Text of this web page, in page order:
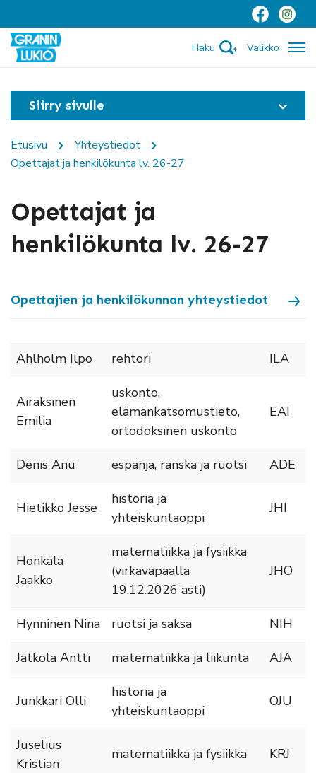
Haku Valikko
Siirry sivulle
Etusivu
Yhteystiedot
Opettajat ja henkilökunta lv. 26-27
Opettajat ja
henkilökunta lv. 26-27
Opettajien ja henkilökunnan yhteystiedot
Ahlholm Ilpo rehtori ILA
Airaksinen
Emilia
uskonto,
elämänkatsomustieto,
ortodoksinen uskonto
EAI
Denis Anu espanja, ranska ja ruotsi ADE
Hietikko Jesse
historia ja
yhteiskuntaoppi
JHI
Honkala
Jaakko
matematiikka ja fysiikka
(virkavapaalla
19.12.2026 asti)
JHO
Hynninen Nina ruotsi ja saksa
NIH
Jatkola Antti
matematiikka ja liikunta AJA
Junkkari Olli
historia ja
yhteiskuntaoppi
OJU
Juselius
Kristian
matematiikka ja fysiikka KRJ